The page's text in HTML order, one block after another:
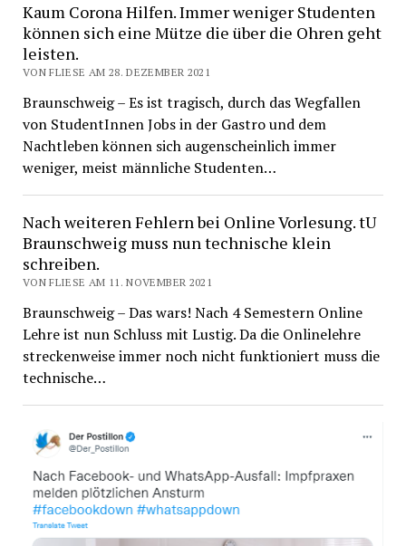
Kaum Corona Hilfen. Immer weniger Studenten
können sich eine Mütze die über die Ohren geht
leisten.
VON FLIESE AM 28. DEZEMBER 2021
Braunschweig – Es ist tragisch, durch das Wegfallen
von StudentInnen Jobs in der Gastro und dem
Nachtleben können sich augenscheinlich immer
weniger, meist männliche Studenten…
Nach weiteren Fehlern bei Online Vorlesung. tU
Braunschweig muss nun technische klein
schreiben.
VON FLIESE AM 11. NOVEMBER 2021
Braunschweig – Das wars! Nach 4 Semestern Online
Lehre ist nun Schluss mit Lustig. Da die Onlinelehre
streckenweise immer noch nicht funktioniert muss die
technische…